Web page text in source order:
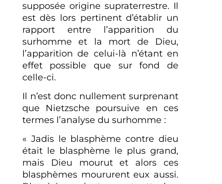
supposée origine supraterrestre. Il
est dès lors pertinent d’établir un
rapport entre l’apparition du
surhomme et la mort de Dieu,
l’apparition de celui-là n’étant en
effet possible que sur fond de
celle-ci.
Il n’est donc nullement surprenant
que Nietzsche poursuive en ces
termes l’analyse du surhomme :
« Jadis le blasphème contre dieu
était le blasphème le plus grand,
mais Dieu mourut et alors ces
blasphèmes moururent eux aussi.